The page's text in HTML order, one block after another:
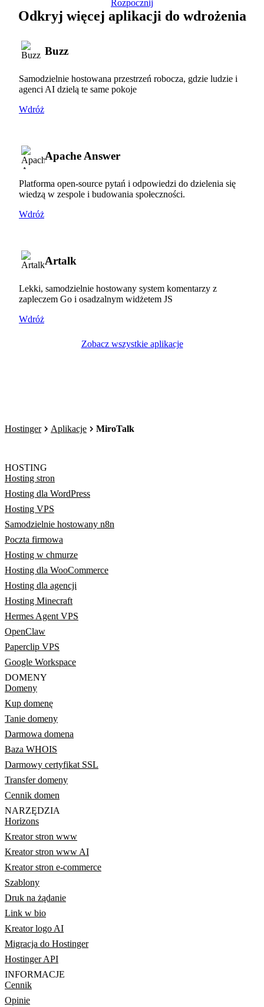
Rozpocznij
Odkryj więcej aplikacji do wdrożenia
Buzz
Samodzielnie hostowana przestrzeń robocza, gdzie ludzie i
agenci AI dzielą te same pokoje
Wdróż
Apache Answer
Platforma open-source pytań i odpowiedzi do dzielenia się
wiedzą w zespole i budowania społeczności.
Wdróż
Artalk
Lekki, samodzielnie hostowany system komentarzy z
zapleczem Go i osadzalnym widżetem JS
Wdróż
Zobacz wszystkie aplikacje
Hostinger Aplikacje MiroTalk
HOSTING
Hosting stron
Hosting dla WordPress
Hosting VPS
Samodzielnie hostowany n8n
Poczta firmowa
Hosting w chmurze
Hosting dla WooCommerce
Hosting dla agencji
Hosting Minecraft
Hermes Agent VPS
OpenClaw
Paperclip VPS
Google Workspace
DOMENY
Domeny
Kup domenę
Tanie domeny
Darmowa domena
Baza WHOIS
Darmowy certyfikat SSL
Transfer domeny
Cennik domen
NARZĘDZIA
Horizons
Kreator stron www
Kreator stron www AI
Kreator stron e-commerce
Szablony
Druk na żądanie
Link w bio
Kreator logo AI
Migracja do Hostinger
Hostinger API
INFORMACJE
Cennik
Opinie